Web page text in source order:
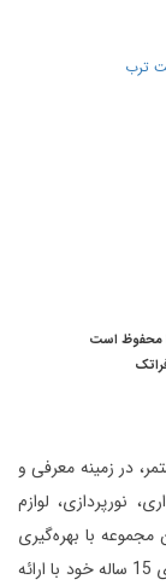
محفوظ است
15 سال سابقه مستمر، در زمینه معرفی و
نورپردازی، لوازم
مجموعه با بهره‌گیری
از افراد مجرب و مهندسین متخصص و به لطف تجربه‌ی 15 ساله خود با ارائه